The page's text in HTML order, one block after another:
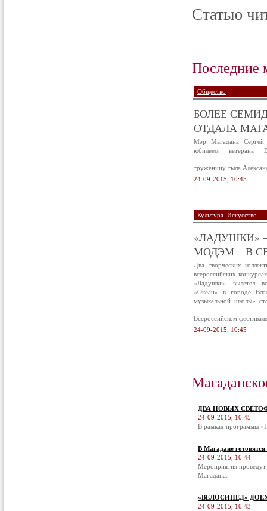
Статью
Последние
Общество
БОЛЕЕ
ОТДАЛА
Мэр Магадана Сергей
юбилеем ветерана
труженицу тыла
24-09-2015, 10:45
Культура. Искусство
«ЛАДУШКИ»
МОДЭМ – В
Два творческих
всероссийских
«Ладушки» вылетел
«Океан» в городе
музыкальной школы»
Всероссийском
24-09-2015, 10:45
ДВА НОВЫХ
24-09-2015, 10:45
В рамках программы
В Магадане
24-09-2015, 10:44
Мероприятия
Магадана.
«ВЕЛОСИПЕД»
24-09-2015, 10:43